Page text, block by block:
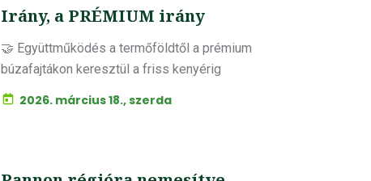
Irány, a PRÉMIUM irány
🤝 Együttműködés a termőföldtől a prémium
búzafajtákon keresztül a friss kenyérig
2026. március 18., szerda